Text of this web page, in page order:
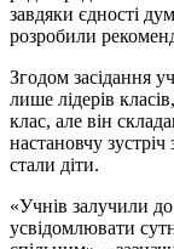
завдяки єдності
розробили
Згодом засідання
лише лідерів
клас, але він
настановчу
стали діти.
«Учнів залучили
усвідомлювати